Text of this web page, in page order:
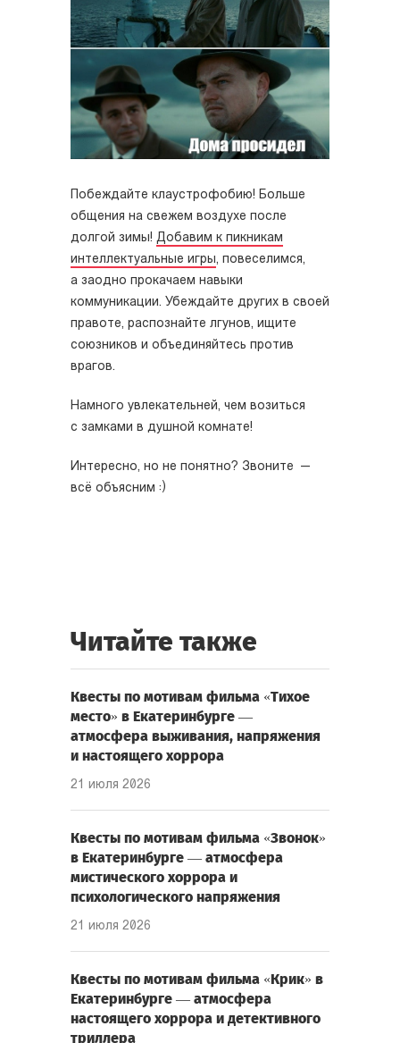
Побеждайте клаустрофобию! Больше
общения на свежем воздухе после
долгой зимы! Добавим к пикникам
интеллектуальные игры, повеселимся,
а заодно прокачаем навыки
коммуникации. Убеждайте других в своей
правоте, распознайте лгунов, ищите
союзников и объединяйтесь против
врагов.
Намного увлекательней, чем возиться
с замками в душной комнате!
Интересно, но не понятно? Звоните —
всё объясним :)
Читайте также
Квесты по мотивам фильма «Тихое
место» в Екатеринбурге —
атмосфера выживания, напряжения
и настоящего хоррора
21 июля 2026
Квесты по мотивам фильма «Звонок»
в Екатеринбурге — атмосфера
мистического хоррора и
психологического напряжения
21 июля 2026
Квесты по мотивам фильма «Крик» в
Екатеринбурге — атмосфера
настоящего хоррора и детективного
триллера